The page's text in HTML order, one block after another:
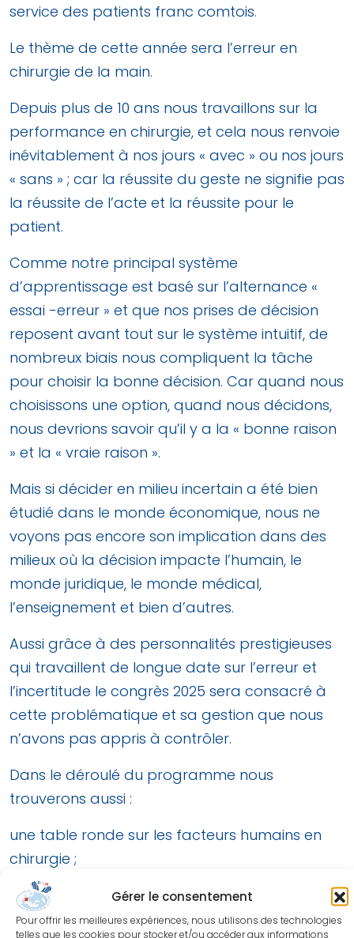
Gérer le consentement
Pour offrir les meilleures expériences, nous utilisons des technologies
telles que les cookies pour stocker et/ou accéder aux informations
service des patients franc comtois.
Le thème de cette année sera l’erreur en
chirurgie de la main.
Depuis plus de 10 ans nous travaillons sur la
performance en chirurgie, et cela nous renvoie
inévitablement à nos jours « avec » ou nos jours
« sans » ; car la réussite du geste ne signifie pas
la réussite de l’acte et la réussite pour le
patient.
Comme notre principal système
d’apprentissage est basé sur l’alternance «
essai -erreur » et que nos prises de décision
reposent avant tout sur le système intuitif, de
nombreux biais nous compliquent la tâche
pour choisir la bonne décision. Car quand nous
choisissons une option, quand nous décidons,
nous devrions savoir qu’il y a la « bonne raison
» et la « vraie raison ».
Mais si décider en milieu incertain a été bien
étudié dans le monde économique, nous ne
voyons pas encore son implication dans des
milieux où la décision impacte l’humain, le
monde juridique, le monde médical,
l’enseignement et bien d’autres.
Aussi grâce à des personnalités prestigieuses
qui travaillent de longue date sur l’erreur et
l’incertitude le congrès 2025 sera consacré à
cette problématique et sa gestion que nous
n’avons pas appris à contrôler.
Dans le déroulé du programme nous
trouverons aussi :
une table ronde sur les facteurs humains en
chirurgie ;
une autre sur les registres en chirurgie de la
main et sur l’implication que la SFCM se doit
d’assumer en bonne intelligence avec les